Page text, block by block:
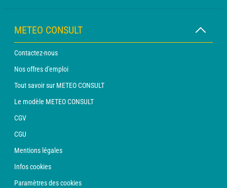
METEO CONSULT
Contactez-nous
Nos offres d'emploi
Tout savoir sur METEO CONSULT
Le modèle METEO CONSULT
CGV
CGU
Mentions légales
Infos cookies
Paramètres des cookies